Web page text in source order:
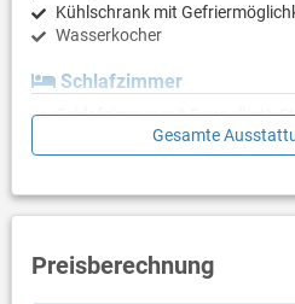
Kühlschrank mit
Wasserkocher
Schlafzimmer
Schlafzimmer mit Doppelbett,
Bad mit WC, Dusche
Balkon & Terrasse
Gesamte
Preisberechnung